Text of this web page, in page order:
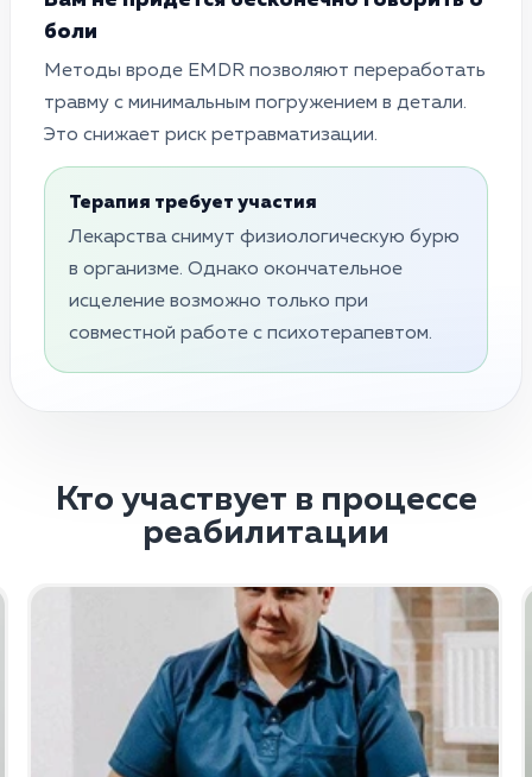
боли
Методы вроде EMDR позволяют переработать
травму с минимальным погружением в детали.
Это снижает риск ретравматизации.
Терапия требует участия
Лекарства снимут физиологическую бурю
в организме. Однако окончательное
исцеление возможно только при
совместной работе с психотерапевтом.
Кто участвует в процессе
реабилитации